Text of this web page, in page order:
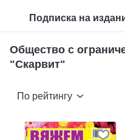
Подписка на
Общество с
"Скарвит"
По рейтингу